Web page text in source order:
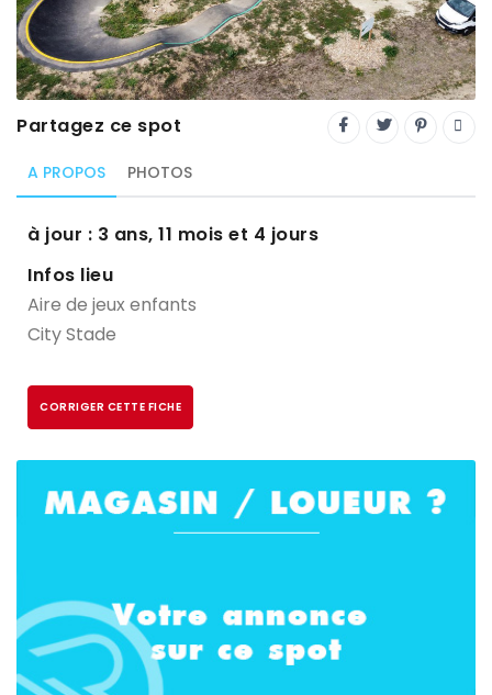
Trial
XC Rando - VTTAE
XCO
Constructeurs-Shapers
Derniers commentaires
Partagez ce spot
A PROPOS PHOTOS
à jour : 3 ans, 11 mois et 4 jours
Infos lieu
Aire de jeux enfants
City Stade
CORRIGER CETTE FICHE